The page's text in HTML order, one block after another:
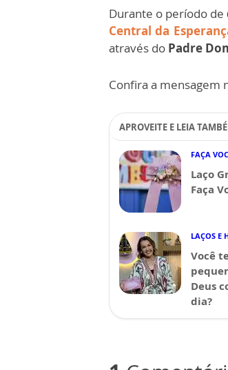
Durante o período de
Central da
através do Padre
Confira a mensagem
APROVEITE E LEIA
FAÇA
Laço
Faça
LAÇOS E
Você
Deus
dia?